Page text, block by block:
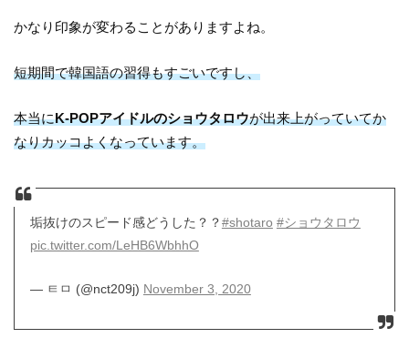
かなり印象が変わることがありますよね。
短期間で韓国語の習得もすごいですし、
本当にK-POPアイドルのショウタロウが出来上がっていてか
なりカッコよくなっています。
垢抜けのスピード感どうした？？#shotaro #ショウタロウ
pic.twitter.com/LeHB6WbhhO
— ㅌㅁ (@nct209j) November 3, 2020